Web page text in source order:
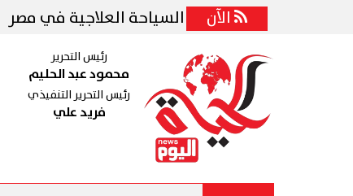
الآن
رئيس التحرير
محمود عبد الحليم
رئيس التحرير التنفيذي
فريد علي